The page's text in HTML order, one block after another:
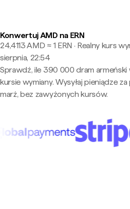
Konwertuj AMD na ERN
24,4113 AMD ≈ 1 ERN · Realny kurs
sierpnia, 22:54
Sprawdź, ile 390 000 dram
kursie wymiany. Wysyłaj pieniądze
marż, bez zawyżonych kursów.